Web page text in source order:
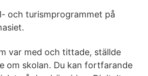
och turismprogrammet på
var med och tittade, ställde
om skolan. Du kan fortfarande